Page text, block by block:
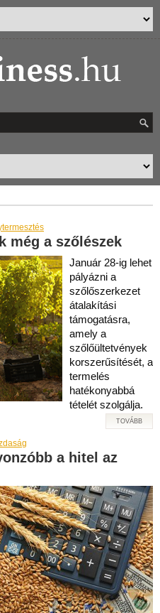
még a szőlészek
Január 28-ig lehet
pályázni a
szőlőszerkezet
átalakítási
támogatásra,
amely a
szőlőültetvények
korszerűsítését, a
termelés
hatékonyabbá
tételét szolgálja.
TOVÁBB
a hitel az